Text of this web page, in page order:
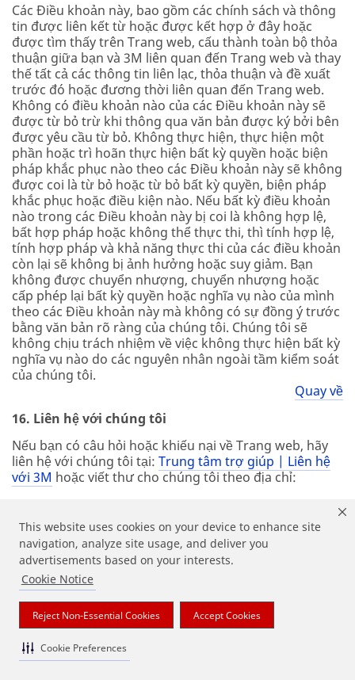
This website uses cookies on your device to enhance site
navigation, analyze site usage, and deliver you
advertisements based on your interests.
Cookie Notice
Reject Non-Essential Cookies Accept Cookies
Cookie Preferences
Các Điều khoản này, bao gồm các chính sách và thông
tin được liên kết từ hoặc được kết hợp ở đây hoặc
được tìm thấy trên Trang web, cấu thành toàn bộ thỏa
thuận giữa bạn và 3M liên quan đến Trang web và thay
thế tất cả các thông tin liên lạc, thỏa thuận và đề xuất
trước đó hoặc đương thời liên quan đến Trang web.
Không có điều khoản nào của các Điều khoản này sẽ
được từ bỏ trừ khi thông qua văn bản được ký bởi bên
được yêu cầu từ bỏ. Không thực hiện, thực hiện một
phần hoặc trì hoãn thực hiện bất kỳ quyền hoặc biện
pháp khắc phục nào theo các Điều khoản này sẽ không
được coi là từ bỏ hoặc từ bỏ bất kỳ quyền, biện pháp
khắc phục hoặc điều kiện nào. Nếu bất kỳ điều khoản
nào trong các Điều khoản này bị coi là không hợp lệ,
bất hợp pháp hoặc không thể thực thi, thì tính hợp lệ,
tính hợp pháp và khả năng thực thi của các điều khoản
còn lại sẽ không bị ảnh hưởng hoặc suy giảm. Bạn
không được chuyển nhượng, chuyển nhượng hoặc
cấp phép lại bất kỳ quyền hoặc nghĩa vụ nào của mình
theo các Điều khoản này mà không có sự đồng ý trước
bằng văn bản rõ ràng của chúng tôi. Chúng tôi sẽ
không chịu trách nhiệm về việc không thực hiện bất kỳ
nghĩa vụ nào do các nguyên nhân ngoài tầm kiểm soát
của chúng tôi.
Quay về
16. Liên hệ với chúng tôi
Nếu bạn có câu hỏi hoặc khiếu nại về Trang web, hãy
liên hệ với chúng tôi tại: Trung tâm trợ giúp | Liên hệ
với 3M hoặc viết thư cho chúng tôi theo địa chỉ:
Người nhận: Các vấn đề pháp lý
Trung tâm 3M, 220-9E-01
St. Paul, Minnesota, 55144-1000, Hoa Kỳ
Nếu bạn có thắc mắc hoặc thắc mắc về việc 3M thu
thập hoặc sử dụng thông tin cá nhân của bạn, vui lòng
liên hệ với Nhóm Bảo mật của 3M tại
Privacy_Office@mmm.com.
Nếu bạn có bất kỳ câu hỏi hoặc thắc mắc nào liên quan